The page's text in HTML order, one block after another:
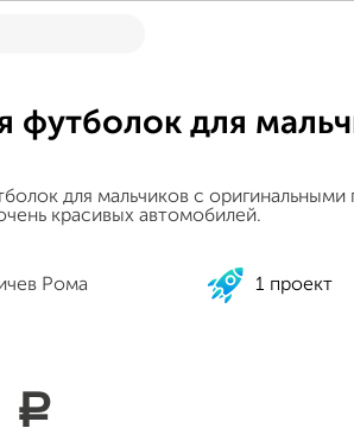
футболок для
для мальчиков с оригинальными
красивых автомобилей.
Рома 1 проект
a